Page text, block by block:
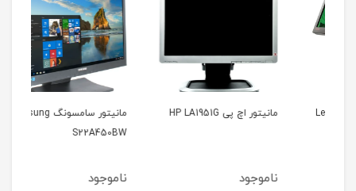
مانیتور اچ پی HP LA1951G
ناموجود
مانیتور سامسونگ Samsung
S22A450BW
ناموجود